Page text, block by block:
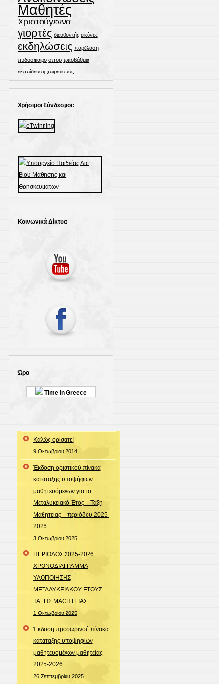
Μαθητές
Χριστούγεννα
γιορτές διευθυντής εικόνες
εκδηλώσεις παρέλαση
ποδόσφαιρο σπορ τριτοβάθμια
εκπαίδευση χαιρετισμός
Χρήσιμοι Σύνδεσμοι:
Κοινωνικά Δίκτυα
Ώρα
Time in Greece
Καλώς ορίσατε!
9 Οκτωβρίου 2014
Έκδοση οριστικού πίνακα
κατάταξης υποψήφιων
μαθητευόμενων για το
Μεταλυκειακό Έτος – Τάξη
Μαθητείας – περιόδου 2025-
2026
3 Οκτωβρίου 2025
ΠΕΡΙΟΔΟΣ 2025-2026
ΧΡΟΝΟΔΙΑΓΡΑΜΜΑ
ΥΛΟΠΟΙΗΣΗΣ
ΜΕΤΑΛΥΚΕΙΑΚΟΥ ΕΤΟΥΣ –
ΤΑΞΗΣ ΜΑΘΗΤΕΙΑΣ
1 Οκτωβρίου 2025
Έκδοση προσωρινού πίνακα
κατάταξης υποψηφίων
μαθητευομένων μαθητείας
2025-2026
26 Σεπτεμβρίου 2025